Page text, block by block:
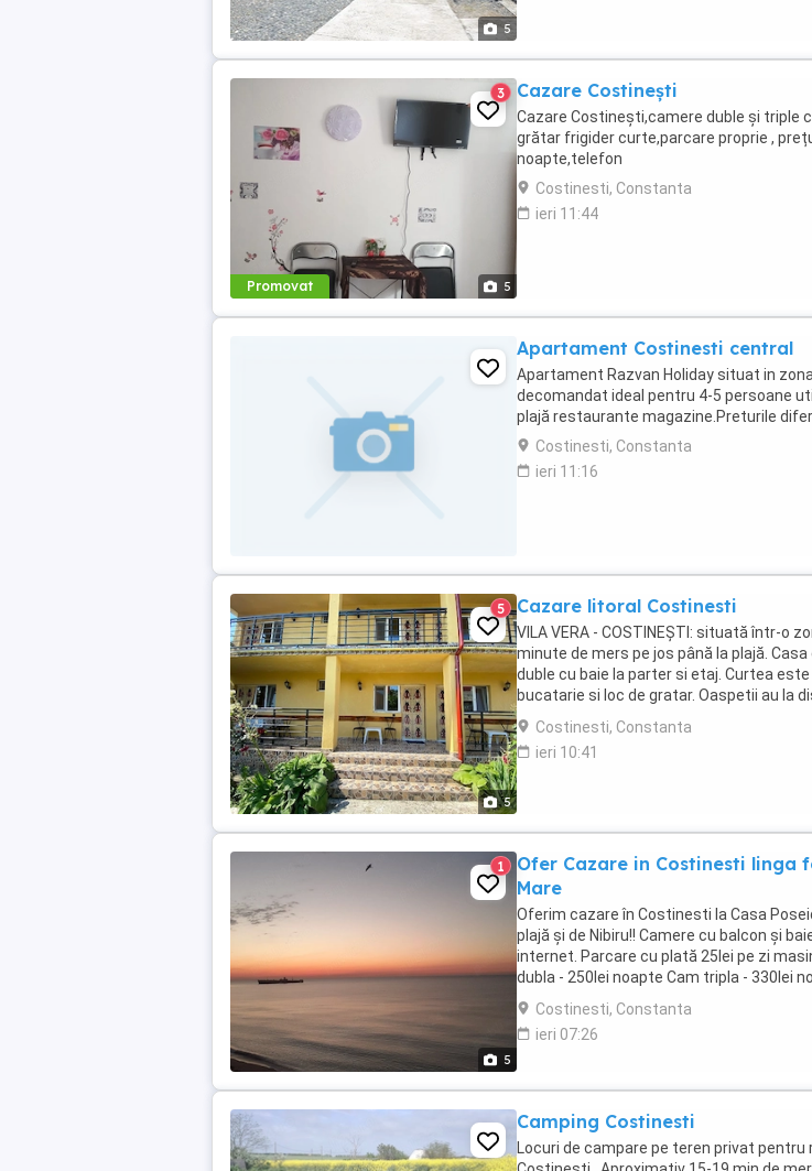
5
Promovat 5
3 Cazare Costinești
Cazare Costinești,camere duble și triple
grătar frigider curte,parcare proprie ,
noapte,telefon
Costinesti, Constanta
ieri 11:44
Apartament Costinesti central
Apartament Razvan Holiday situat in
decomandat ideal pentru 4-5 persoane
plajă restaurante magazine.Preturile
Costinesti, Constanta
ieri 11:16
5
5 Cazare litoral Costinesti
VILA VERA - COSTINEȘTI: situată într-o
minute de mers pe jos până la plajă.
duble cu baie la parter si etaj. Curtea
bucatarie si loc de gratar. Oaspetii au la
frigidere in camere ...
Costinesti, Constanta
ieri 10:41
5
1
Ofer Cazare in Costinesti linga
Mare
Oferim cazare în Costinesti la Casa
plajă și de Nibiru!! Camere cu balcon și
internet. Parcare cu plată 25lei pe zi
dubla - 250lei noapte Cam tripla - 330lei
noapte 1-16 ...
Costinesti, Constanta
ieri 07:26
Camping Costinesti
Locuri de campare pe teren privat